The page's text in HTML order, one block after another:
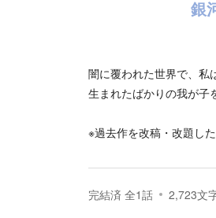
銀
闇に覆われた世界で、私
生まれたばかりの我が子
※過去作を改稿・改題した
完結済 全1話 2,723文